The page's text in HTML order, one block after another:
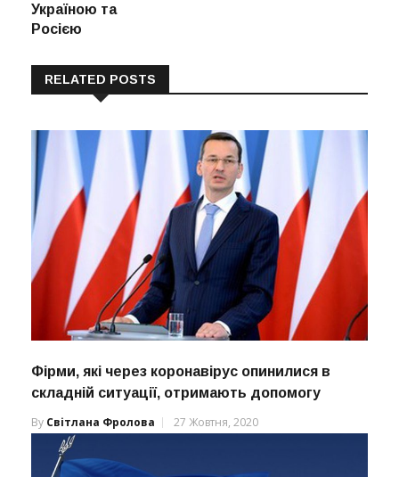
Україною та
Росією
RELATED POSTS
Фірми, які через коронавірус опинилися в
складній ситуації, отримають допомогу
By Світлана Фролова 27 Жовтня, 2020